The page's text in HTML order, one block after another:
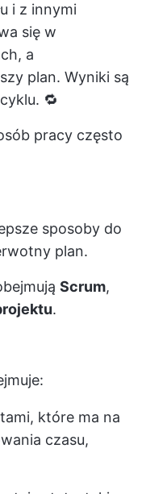
i z innymi
się w
a
plan. Wyniki są
🔁
pracy często
sposoby do
plan.
Scrum,
.
które ma na
czasu,